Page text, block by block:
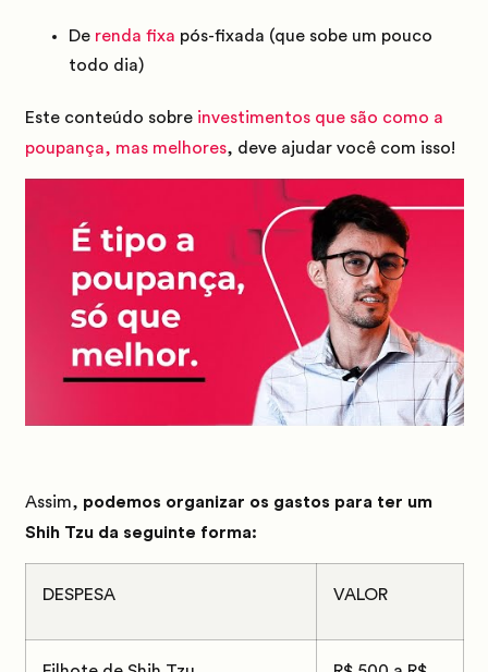
De renda fixa pós-fixada (que sobe um pouco
todo dia)
Este conteúdo sobre investimentos que são como a
poupança, mas melhores, deve ajudar você com isso!
Assim, podemos organizar os gastos para ter um
Shih Tzu da seguinte forma:
DESPESA VALOR